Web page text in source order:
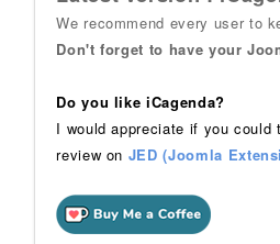
We recommend every user to
Don't forget to have your
Do you like iCagenda?
I would appreciate if you
review on JED (Joomla